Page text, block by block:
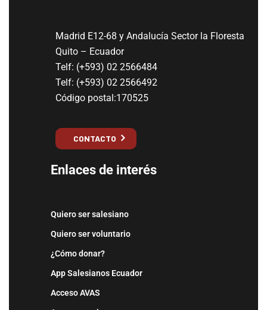
Madrid E12-68 y Andalucía Sector la Floresta
Quito – Ecuador
Telf: (+593) 02 2566484
Telf: (+593) 02 2566492
Código postal:170525
CONTACTO
Enlaces de interés
Quiero ser salesiano
Quiero ser voluntario
¿Cómo donar?
App Salesianos Ecuador
Acceso AVAS